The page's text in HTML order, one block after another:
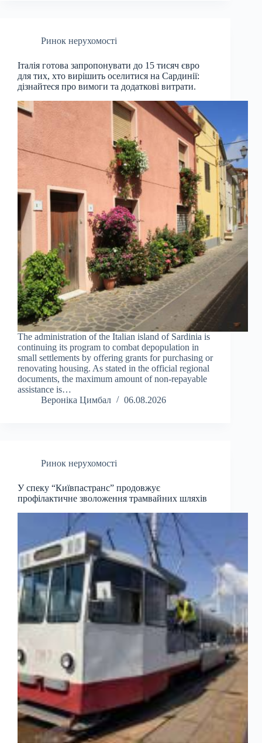
Ринок нерухомості
Італія готова запропонувати до 15 тисяч євро
для тих, хто вирішить оселитися на Сардинії:
дізнайтеся про вимоги та додаткові витрати.
The administration of the Italian island of Sardinia is
continuing its program to combat depopulation in
small settlements by offering grants for purchasing or
renovating housing. As stated in the official regional
documents, the maximum amount of non-repayable
assistance is…
Вероніка Цимбал
06.08.2026
Ринок нерухомості
У спеку “Київпастранс” продовжує
профілактичне зволоження трамвайних шляхів